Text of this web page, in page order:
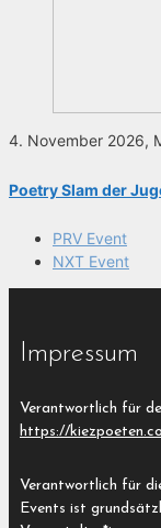
4. November 2026,
Poetry Slam der
PRV Event
NXT Event
Impressum
Verantwortlich für
https://
Verantwortlich für
Events ist